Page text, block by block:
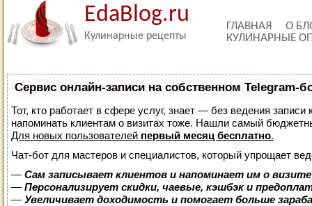
EdaBlog.ru
Кулинарные рецепты
ГЛАВНАЯ
О
КУЛИНАРНЫЕ
Сервис онлайн-записи на собственном Telegram-
Тот, кто работает в сфере услуг, знает — без ведения
напоминать клиентам о визитах тоже. Нашли самый
Для новых пользователей первый месяц бесплатно.
Чат-бот для мастеров и специалистов, который упрощает
— Сам записывает клиентов и напоминает им о
— Персонализирует скидки, чаевые, кэшбэк и
— Увеличивает доходимость и помогает больше